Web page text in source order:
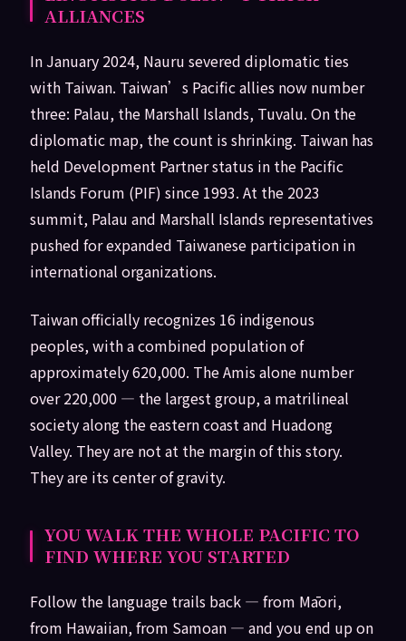
ALLIANCES
In January 2024, Nauru severed diplomatic ties
with Taiwan. Taiwan’s Pacific allies now number
three: Palau, the Marshall Islands, Tuvalu. On the
diplomatic map, the count is shrinking. Taiwan has
held Development Partner status in the Pacific
Islands Forum (PIF) since 1993. At the 2023
summit, Palau and Marshall Islands representatives
pushed for expanded Taiwanese participation in
international organizations.
Taiwan officially recognizes 16 indigenous
peoples, with a combined population of
approximately 620,000. The Amis alone number
over 220,000 — the largest group, a matrilineal
society along the eastern coast and Huadong
Valley. They are not at the margin of this story.
They are its center of gravity.
YOU WALK THE WHOLE PACIFIC TO
FIND WHERE YOU STARTED
Follow the language trails back — from Māori,
from Hawaiian, from Samoan — and you end up on